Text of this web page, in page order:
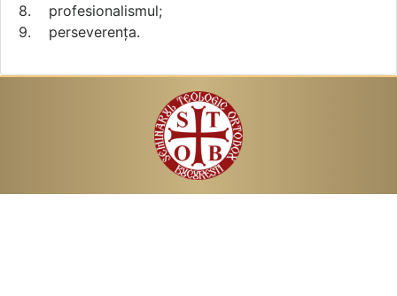
8. profesionalismul;
9. perseverenţa.